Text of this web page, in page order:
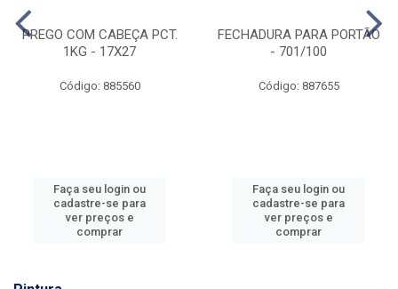
PREGO COM CABEÇA PCT.
1KG - 17X27
Código: 885560
Faça seu login ou
cadastre-se para
ver preços e
comprar
FECHADURA PARA PORTÃO
- 701/100
Código: 887655
Faça seu login ou
cadastre-se para
ver preços e
comprar